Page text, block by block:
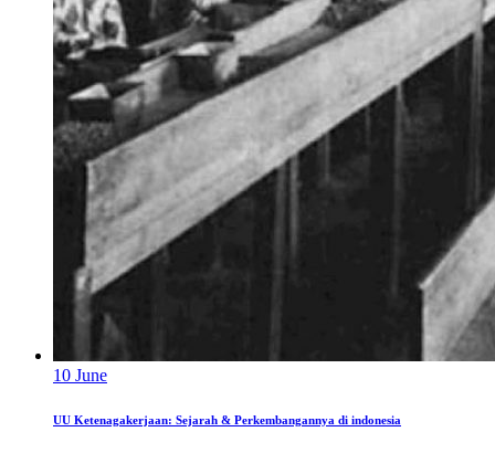
10 June
UU Ketenagakerjaan: Sejarah & Perkembangannya di indonesia